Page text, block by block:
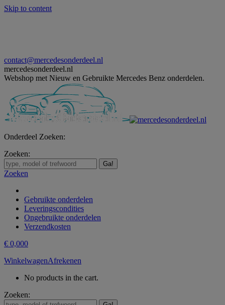
Skip to content
contact@mercedesonderdeel.nl
mercedesonderdeel.nl
Webshop met Nieuw en Gebruikte Mercedes Benz onderdelen.
Onderdeel Zoeken:
Zoeken:
Zoeken
Gebruikte onderdelen
Leveringscondities
Ongebruikte onderdelen
Verzendkosten
€ 0,000
WinkelwagenAfrekenen
No products in the cart.
Zoeken: